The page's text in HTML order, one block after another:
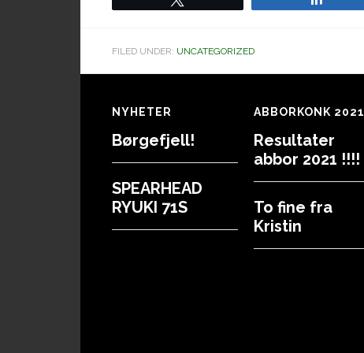
FILED UNDER: UNCATEGORIZED
Footer
NYHETER
Børgefjell!
SPEARHEAD
RYUKI 71S
ABBORKONK 2021
Resultater
abbor 2021 !!!!
To fine fra
Kristin